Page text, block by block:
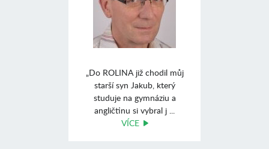
„Do ROLINA již chodil můj
starší syn Jakub, který
studuje na gymnáziu a
angličtinu si vybral j ...
VÍCE